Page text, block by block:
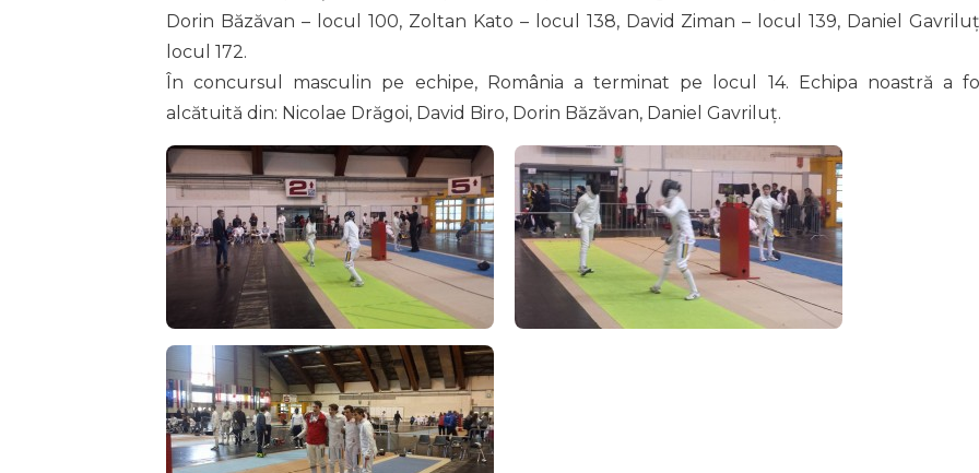
Dorin Băzăvan – locul 100, Zoltan Kato – locul 138, David Ziman – locul 139, Daniel
locul 172.
În concursul masculin pe echipe, România a terminat pe locul 14. Echipa noastră a
alcătuită din: Nicolae Drăgoi, David Biro, Dorin Băzăvan, Daniel Gavriluț.